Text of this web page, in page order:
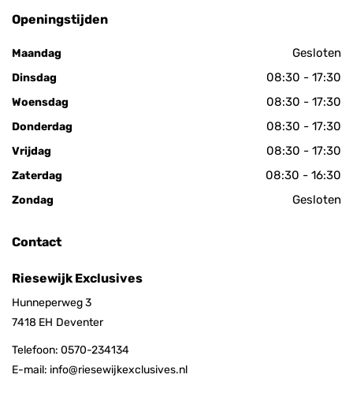
Openingstijden
Maandag Gesloten
Dinsdag 08:30 - 17:30
Woensdag 08:30 - 17:30
Donderdag 08:30 - 17:30
Vrijdag 08:30 - 17:30
Zaterdag 08:30 - 16:30
Zondag Gesloten
Contact
Riesewijk Exclusives
Hunneperweg 3
7418 EH Deventer
Telefoon: 0570-234134
E-mail: info@riesewijkexclusives.nl